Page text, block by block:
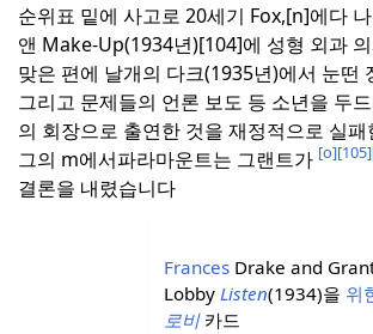
순위표 밑에 사고로 20세기 Fox,[n]에다
앤 Make-Up(1934년)[104]에 성형 외과
맞은 편에 날개의 다크(1935년)에서 눈떤
그리고 문제들의 언론 보도 등 소년을 두
의 회장으로 출연한 것을 재정적으로 실
그의 m에서파라마운트는 그랜트가 [o][105]
결론을 내렸습니다
Frances Drake and
Lobby Listen(1934)을 위
로비카드